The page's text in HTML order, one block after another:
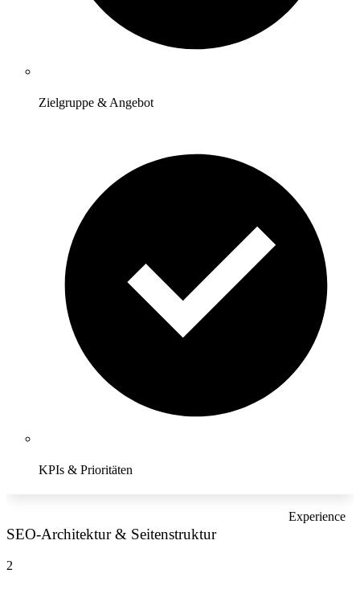
Zielgruppe & Angebot
KPIs & Prioritäten
Experience
SEO-Architektur & Seitenstruktur
2